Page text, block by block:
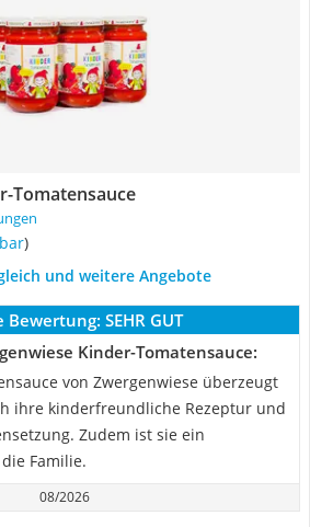
Tomatensauce
)
und weitere Angebote
Bewertung: SEHR GUT
Kinder-Tomatensauce:
von Zwergenwiese überzeugt
ihre kinderfreundliche Rezeptur und
Zudem ist sie ein
Familie.
08/2026